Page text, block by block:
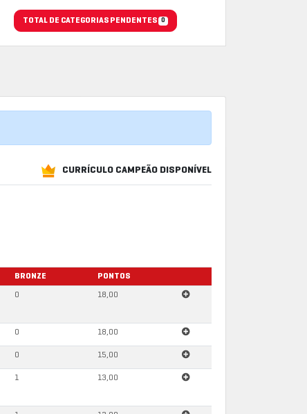
TOTAL DE CATEGORIAS PENDENTES 0
CURRÍCULO CAMPEÃO DISPONÍVEL
BRONZE PONTOS
0 18,00
0 18,00
0 15,00
1 13,00